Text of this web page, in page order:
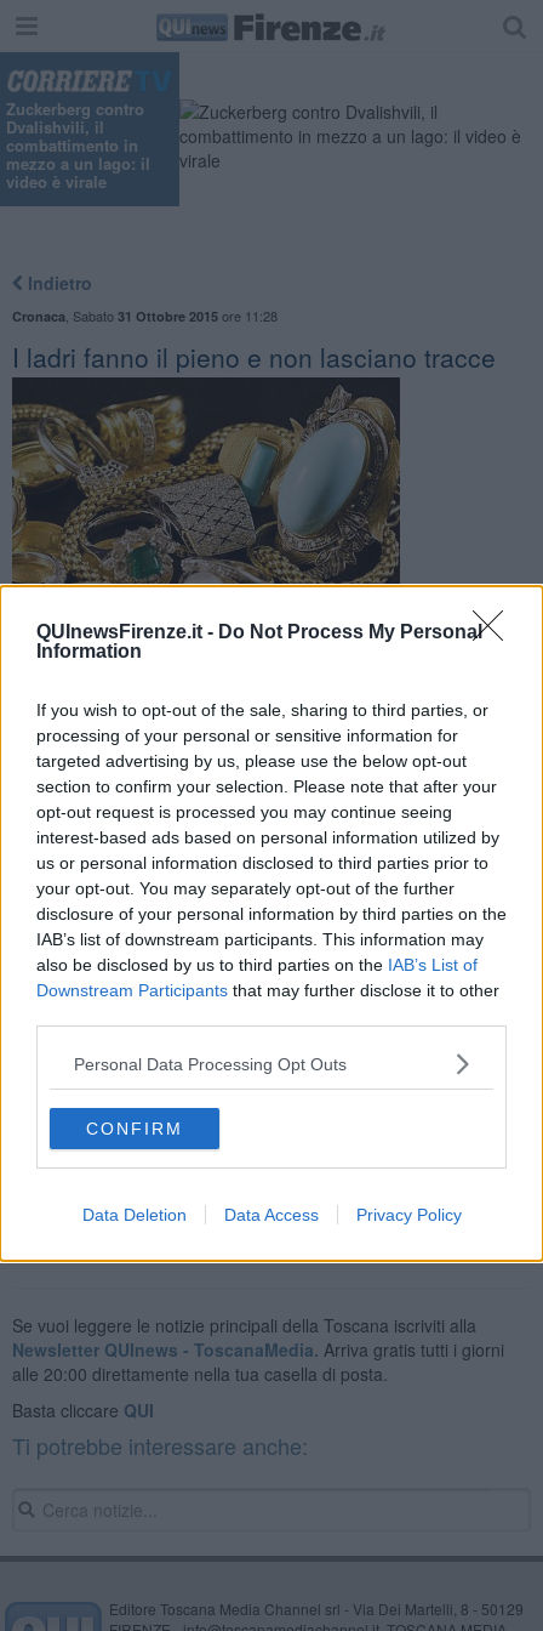
QUInewsFirenze.it - Do Not Process My Personal
Information
If you wish to opt-out of the sale, sharing to third parties, or
processing of your personal or sensitive information for
targeted advertising by us, please use the below opt-out
section to confirm your selection. Please note that after your
opt-out request is processed you may continue seeing
interest-based ads based on personal information utilized by
us or personal information disclosed to third parties prior to
your opt-out. You may separately opt-out of the further
disclosure of your personal information by third parties on the
IAB’s list of downstream participants. This information may
also be disclosed by us to third parties on the IAB’s List of
Downstream Participants that may further disclose it to other
Personal Data Processing Opt Outs
CONFIRM
Data Deletion Data Access Privacy Policy
Zuckerberg contro
Dvalishvili, il
combattimento in
mezzo a un lago: il
video è virale
Indietro
Cronaca Sabato 31 Ottobre 2015ore 11:28
I ladri fanno il pieno e non lasciano tracce
Si sono introdotti ieri pomeriggio in un appartamento di via
del valore di 30mila euro
FIRENZE —Hanno approfittato dell'assenza dei proprietari di casa
per intrufolarsi all'interno dell'appartamento in pieno giorno e
portare via quanti più gioielli potevano. Alla fine il bottino si è
rivelato essere di tutto rispetto:30mila euro in oro e pietre
preziose.
A destare particolarmente l'interesse della polizia che sta
investigando sull'accaduto, però è stata l'assenza di qualsiasi tipo
dalla porta principale che non è però stata forzata. Secondo le
prime ipotesi potrebbero aver utilizzato un passepartout.
Se vuoi leggere le notizie principali della Toscana iscriviti alla
Newsletter QUInews - ToscanaMedia. Arriva gratis tutti i giorni
alle 20:00 direttamente nella tua casella di posta.
Basta cliccare QUI
Ti potrebbe interessare anche:
Editore Toscana Media Channel srl - Via Dei Martelli, 8 - 50129